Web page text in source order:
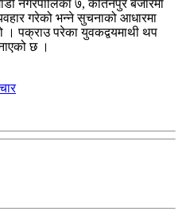
नगरपालिका ७, कीर्तनपुर बजारमा
गरेको भन्ने सुचनाको आधारमा
। पक्राउ परेका युवकद्वयमाथी थप
छ ।